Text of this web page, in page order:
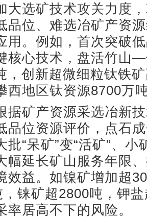
选矿技术攻关力度，
品位、难选冶矿产资
用。例如，首次突破
核心技术，盘活竹山
，创新超微细粒钛铁
西地区钛资源8700万
矿产资源采选冶新技
品位资源评价，点石
批“呆矿”变“活矿”、
幅延长矿山服务年限
效益。如镍矿增加超
铼矿超2800吨，钾
率居高不下的风险。